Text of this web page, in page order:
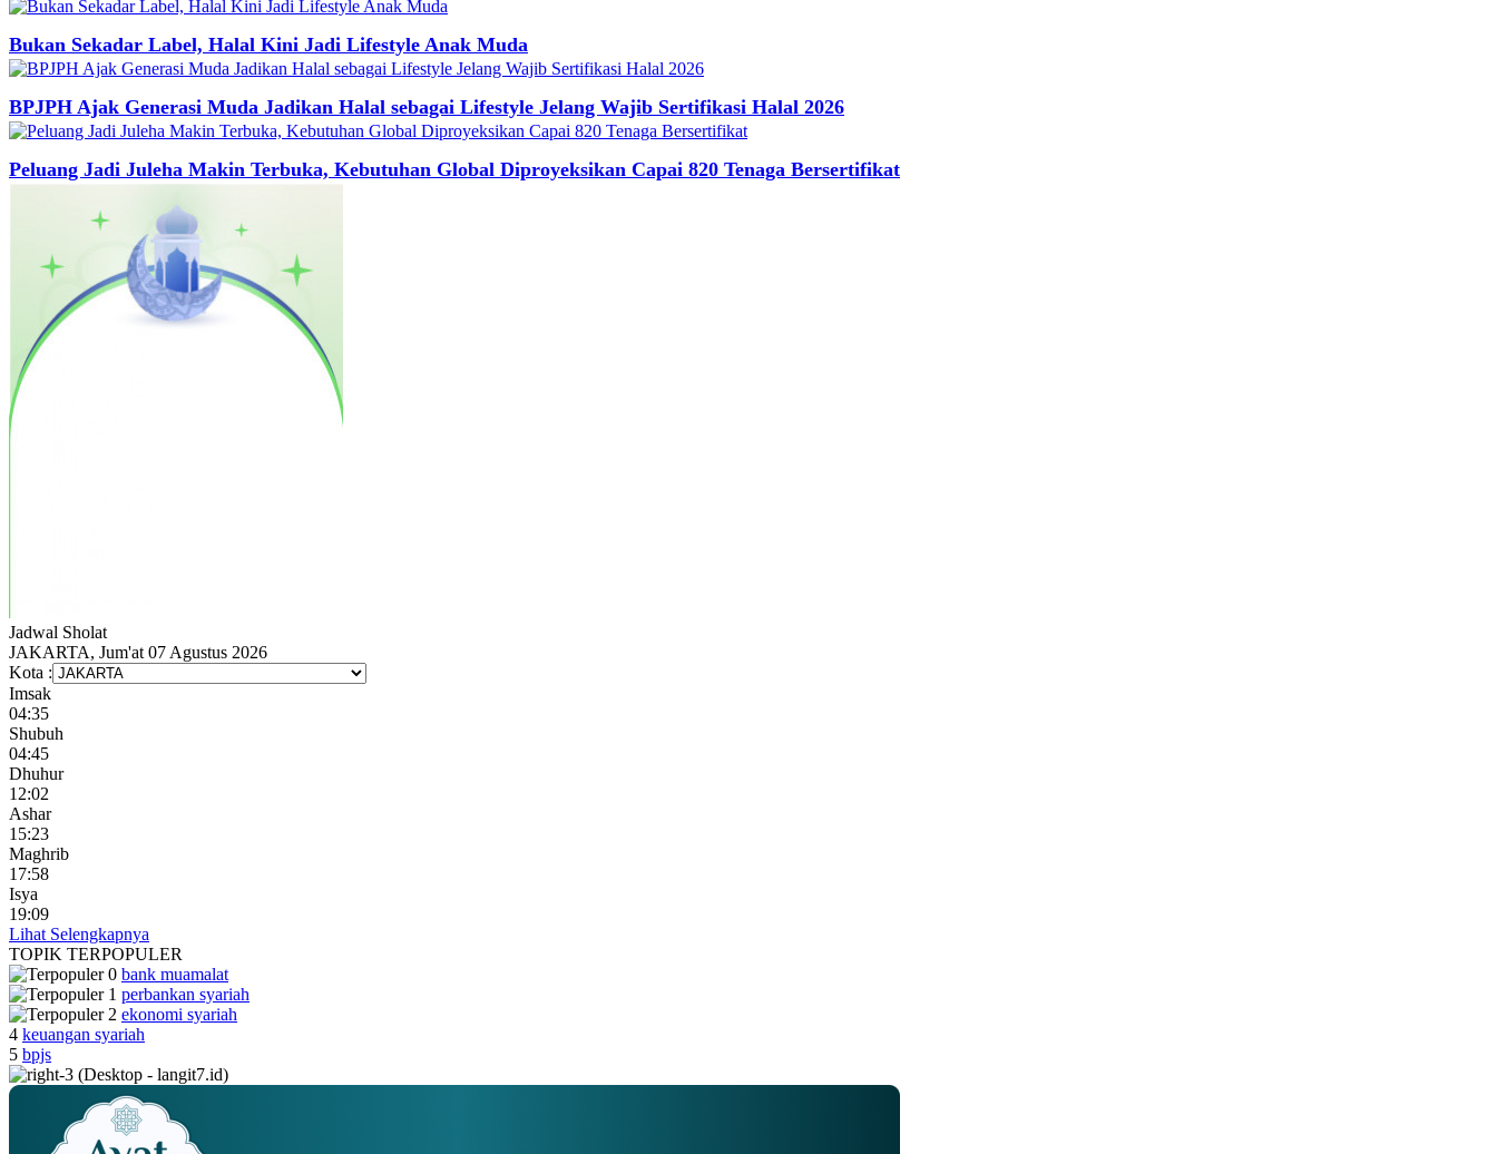
Bukan Sekadar Label, Halal Kini Jadi Lifestyle Anak Muda
BPJPH Ajak Generasi Muda Jadikan Halal sebagai Lifestyle Jelang Wajib Sertifikasi Halal 2026
Peluang Jadi Juleha Makin Terbuka, Kebutuhan Global Diproyeksikan Capai 820 Tenaga Bersertifikat
Jadwal Sholat
JAKARTA, Jum'at 07 Agustus 2026
Kota :
Imsak
04:35
Shubuh
04:45
Dhuhur
12:02
Ashar
15:23
Maghrib
17:58
Isya
19:09
Lihat Selengkapnya
TOPIK TERPOPULER
bank muamalat
perbankan syariah
ekonomi syariah
4 keuangan syariah
5 bpjs